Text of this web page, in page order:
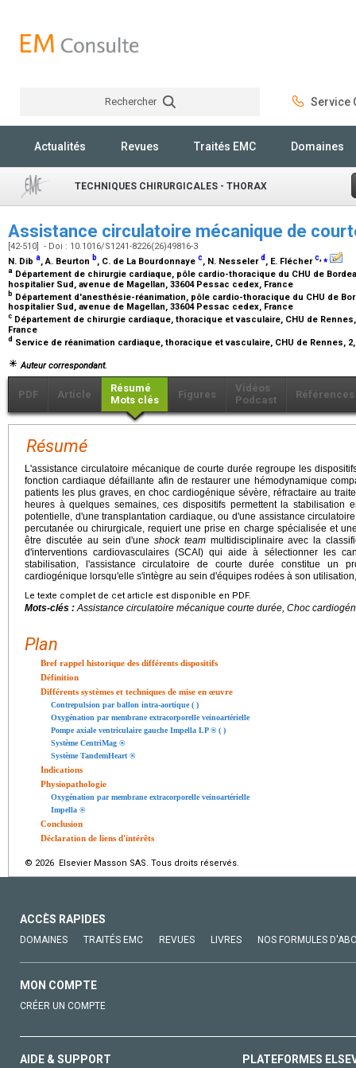
Rechercher Service
Actualités Revues Traités EMC Domaines
TECHNIQUES CHIRURGICALES - THORAX
Assistance circulatoire mécanique de
[42-510] - Doi : 10.1016/S1241-8226(26)49816-3
N. Dib a, A. Beurton b, C. de La Bourdonnaye c, N. Nesselerd , E. Flécherc,⁎
a Département de chirurgie cardiaque, pôle cardio-thoracique du CHU de
hospitalier Sud, avenue de Magellan, 33604 Pessac cedex, France
b Département d'anesthésie-réanimation, pôle cardio-thoracique du CHU de
hospitalier Sud, avenue de Magellan, 33604 Pessac cedex, France
c Département de chirurgie cardiaque, thoracique et vasculaire, CHU de
France
d Service de réanimation cardiaque, thoracique et vasculaire, CHU de Rennes,
Auteur correspondant.
PDF Article
Résumé
Mots clés
Figures
Vidéos
Podcast
Références
Résumé
L'assistance circulatoire mécanique de courte durée regroupe les
fonction cardiaque défaillante afin de restaurer une hémodynamique
patients les plus graves, en choc cardiogénique sévère, réfractaire au
heures à quelques semaines, ces dispositifs permettent la stabilisation
potentielle, d'une transplantation cardiaque, ou d'une assistance
percutanée ou chirurgicale, requiert une prise en charge spécialisée et
être discutée au sein d'une shock teammultidisciplinaire avec la
d'interventions cardiovasculaires (SCAI) qui aide à sélectionner les
stabilisation, l'assistance circulatoire de courte durée constitue un
cardiogénique lorsqu'elle s'intègre au sein d'équipes rodées à son
Le texte complet de cet article est disponible en PDF.
Mots-clés :Assistance circulatoire mécanique courte durée, Choc
Plan
Bref rappel historique des différents dispositifs
Définition
Différents systèmes et techniques de mise en œuvre
Contrepulsion par ballon intra-aortique ( )
Oxygénation par membrane extracorporelle veinoartérielle
Pompe axiale ventriculaire gauche Impella LP ® ( )
Système CentriMag ®
Système TandemHeart ®
Indications
Physiopathologie
Oxygénation par membrane extracorporelle veinoartérielle
Impella ®
Conclusion
Déclaration de liens d'intérêts
© 2026 Elsevier Masson SAS. Tous droits réservés.
ACCÈS RAPIDES
DOMAINES TRAITÉS EMC REVUES LIVRES NOS FORMULES
MON COMPTE
CRÉER UN COMPTE
AIDE & SUPPORT PLATEFORMES